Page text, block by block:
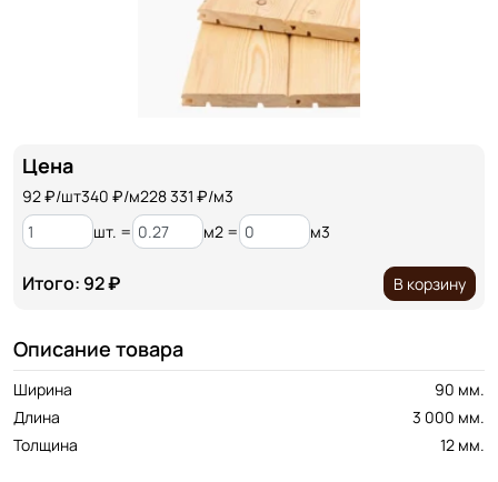
Цена
92₽/шт340 ₽/м228 331 ₽/м3
шт. =
м2 = м3
Итого: 92 ₽ В корзину
Описание товара
Ширина
90 мм.
Длина
3 000 мм.
Толщина
12 мм.